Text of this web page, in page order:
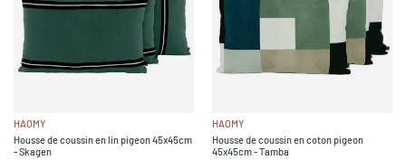
HAOMY
Housse de coussin en lin pigeon 45x45cm
- Skagen
HAOMY
Housse de coussin en coton pigeon
45x45cm - Tamba